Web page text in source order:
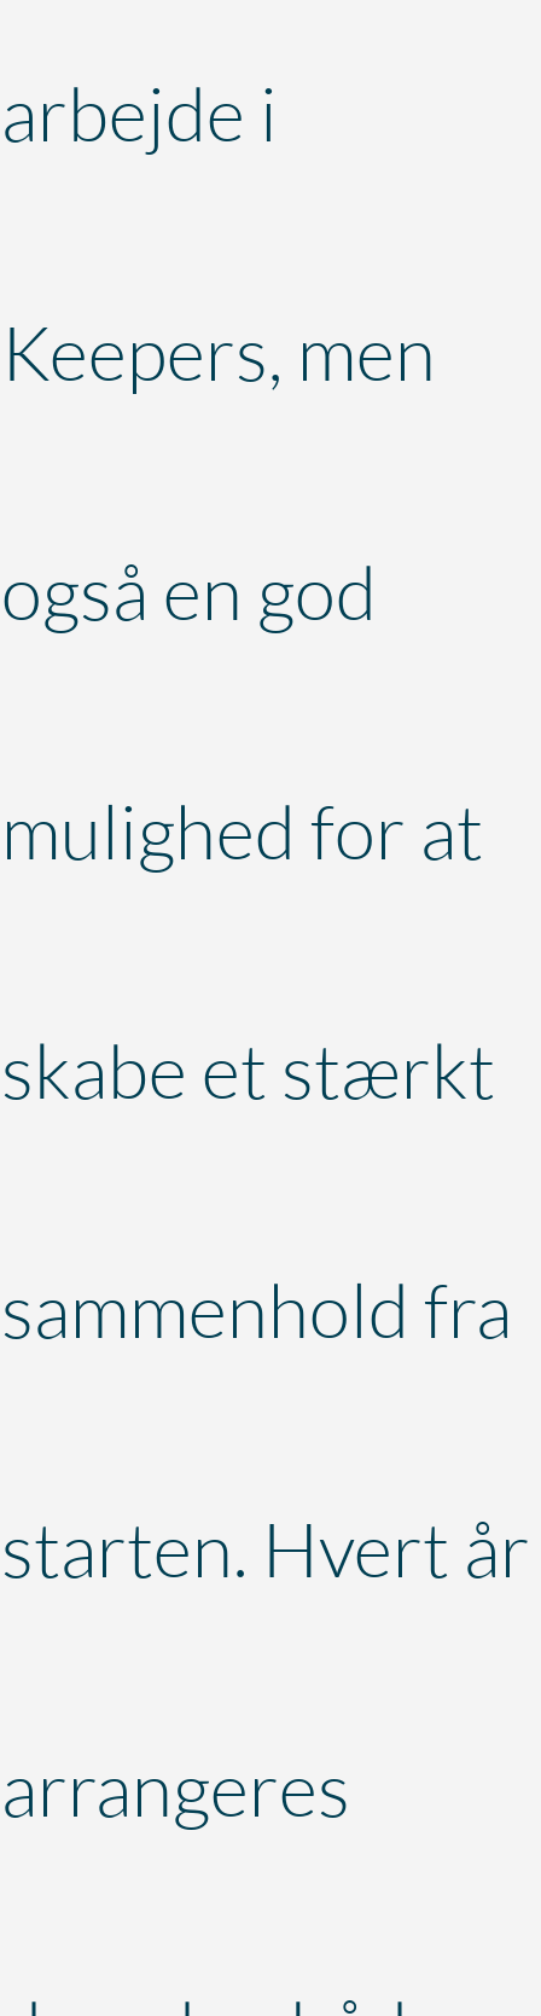
arbejde i
Keepers, men
også en god
mulighed for at
skabe et stærkt
sammenhold fra
starten. Hvert år
arrangeres